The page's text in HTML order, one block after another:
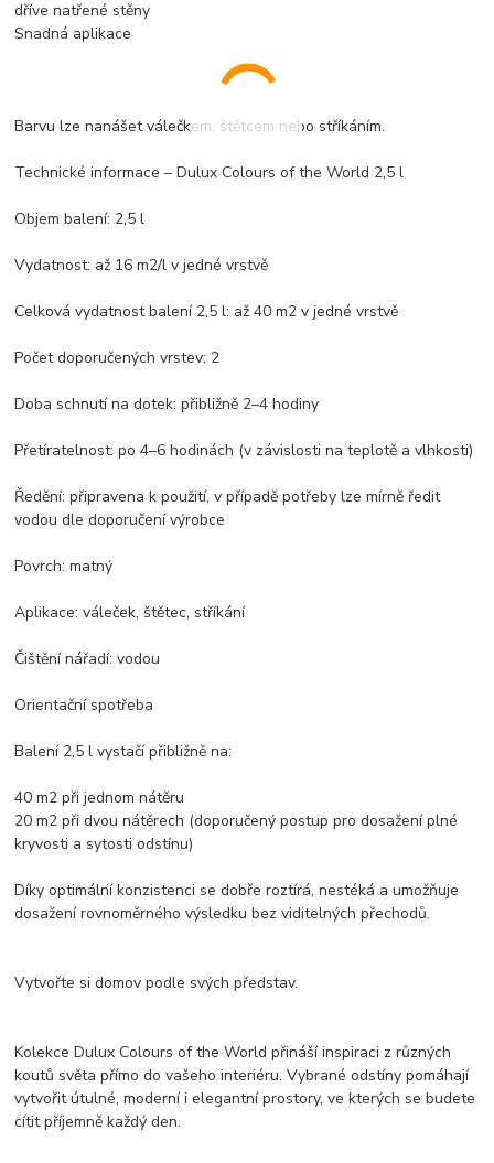
dříve natřené stěny
Snadná aplikace
Barvu lze nanášet válečkem, štětcem nebo stříkáním.
Technické informace – Dulux Colours of the World 2,5 l
Objem balení: 2,5 l
Vydatnost: až 16 m2/l v jedné vrstvě
Celková vydatnost balení 2,5 l: až 40 m2 v jedné vrstvě
Počet doporučených vrstev: 2
Doba schnutí na dotek: přibližně 2–4 hodiny
Přetíratelnost: po 4–6 hodinách (v závislosti na teplotě a vlhkosti)
Ředění: připravena k použití, v případě potřeby lze mírně ředit
vodou dle doporučení výrobce
Povrch: matný
Aplikace: váleček, štětec, stříkání
Čištění nářadí: vodou
Orientační spotřeba
Balení 2,5 l vystačí přibližně na:
40 m2 při jednom nátěru
20 m2 při dvou nátěrech (doporučený postup pro dosažení plné
kryvosti a sytosti odstínu)
Díky optimální konzistenci se dobře roztírá, nestéká a umožňuje
dosažení rovnoměrného výsledku bez viditelných přechodů.
Vytvořte si domov podle svých představ.
Kolekce Dulux Colours of the World přináší inspiraci z různých
koutů světa přímo do vašeho interiéru. Vybrané odstíny pomáhají
vytvořit útulné, moderní i elegantní prostory, ve kterých se budete
cítit příjemně každý den.